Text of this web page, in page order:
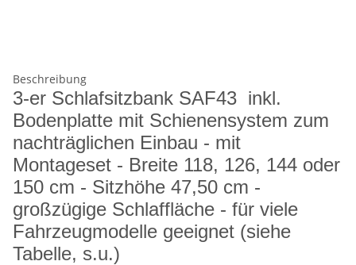
Beschreibung
3-er Schlafsitzbank SAF43 inkl.
Bodenplatte mit Schienensystem zum
nachträglichen Einbau - mit
Montageset - Breite 118, 126, 144 oder
150 cm - Sitzhöhe 47,50 cm -
großzügige Schlaffläche - für viele
Fahrzeugmodelle geeignet (siehe
Tabelle, s.u.)